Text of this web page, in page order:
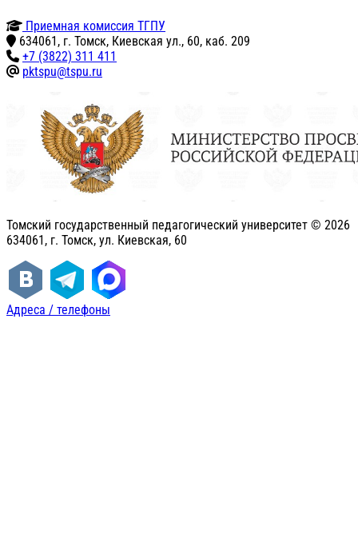
Приемная комиссия ТГПУ
634061, г. Томск, Киевская ул., 60, каб. 209
+7 (3822) 311 411
pktspu@tspu.ru
Томский государственный педагогический университет © 2026
634061, г. Томск, ул. Киевская, 60
Адреса / телефоны